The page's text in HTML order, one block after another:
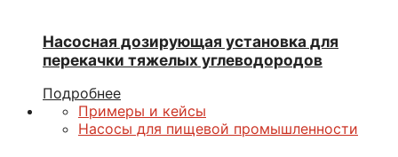
Насосная дозирующая установка для
перекачки тяжелых углеводородов
Подробнее
Примеры и кейсы
Насосы для пищевой промышленности